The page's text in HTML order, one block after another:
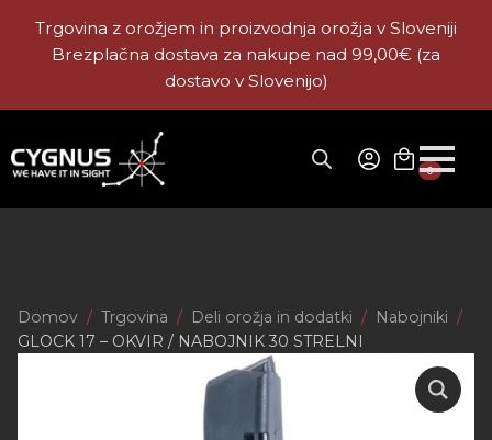
Trgovina z orožjem in proizvodnja orožja v Sloveniji
Brezplačna dostava za nakupe nad 99,00€ (za
dostavo v Slovenijo)
0
Domov Trgovina Deli orožja in dodatki
Nabojniki
GLOCK 17 – OKVIR / NABOJNIK 30 STRELNI